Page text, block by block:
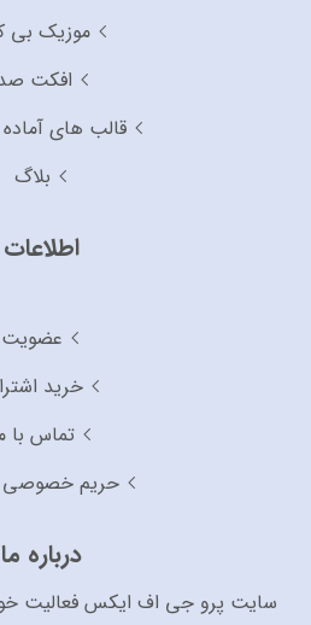
موزیک بی
افکت
قالب های
بلاگ
اطلاعات
عضویت
خرید
تماس با
حریم خصوصی
درباره ما